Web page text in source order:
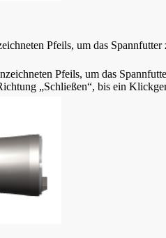
Pfeils, um das
Pfeils, um das
„Schließen“, bis ein